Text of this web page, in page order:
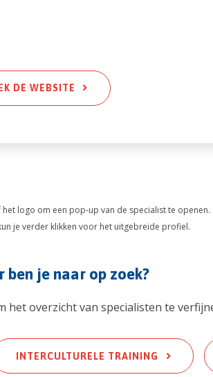
DE WEBSITE
logo om een pop-up van de specialist te openen.
je verder klikken voor het uitgebreide profiel.
ben je naar op zoek?
het overzicht van specialisten te
INTERCULTURELE TRAINING